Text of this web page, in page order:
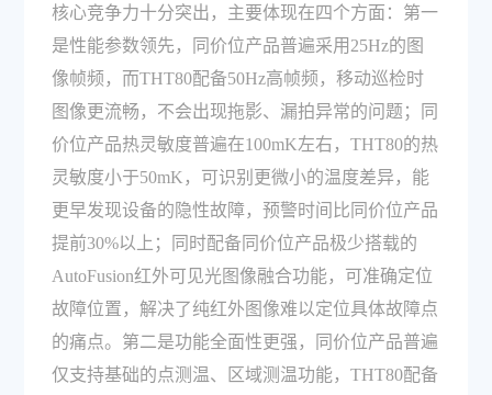
核心竞争力十分突出，主要体现在四个方面：第一
是性能参数领先，同价位产品普遍采用25Hz的图
像帧频，而THT80配备50Hz高帧频，移动巡检时
图像更流畅，不会出现拖影、漏拍异常的问题；同
价位产品热灵敏度普遍在100mK左右，THT80的热
灵敏度小于50mK，可识别更微小的温度差异，能
更早发现设备的隐性故障，预警时间比同价位产品
提前30%以上；同时配备同价位产品极少搭载的
AutoFusion红外可见光图像融合功能，可准确定位
故障位置，解决了纯红外图像难以定位具体故障点
的痛点。第二是功能全面性更强，同价位产品普遍
仅支持基础的点测温、区域测温功能，THT80配备